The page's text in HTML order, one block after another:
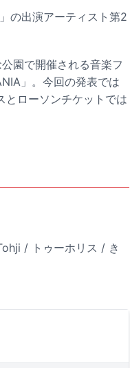
の出演アーティスト第2
園で開催される音楽フ
」。今回の発表では
とローソンチケットでは
/ トゥーホリス / き